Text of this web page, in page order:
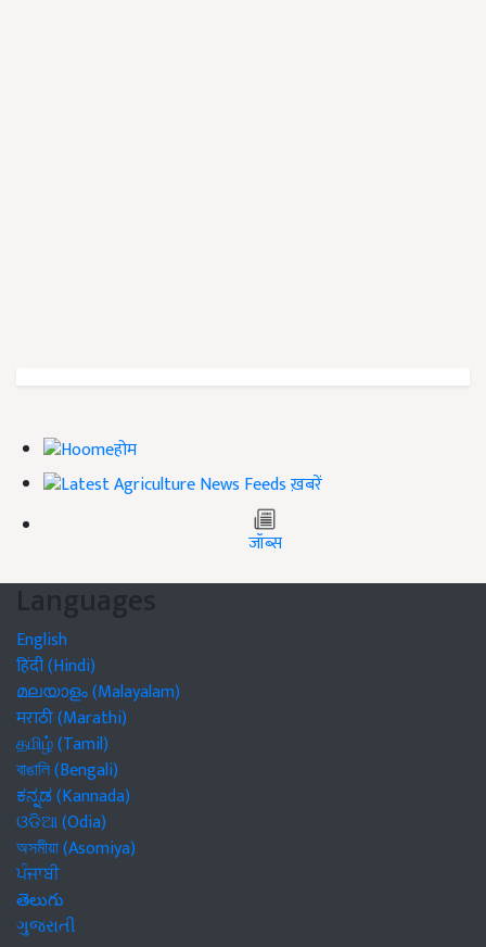
होम
ख़बरें
जॉब्स
Languages
English
हिंदी (Hindi)
മലയാളം (Malayalam)
मराठी (Marathi)
தமிழ் (Tamil)
বাঙালি (Bengali)
ಕನ್ನಡ (Kannada)
ଓଡିଆ (Odia)
অসমীয়া (Asomiya)
ਪੰਜਾਬੀ
తెలుగు
ગુજરાતી